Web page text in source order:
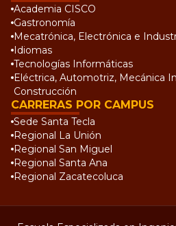
Academia CISCO
Gastronomía
Mecatrónica, Electrónica e
Idiomas
Tecnologías Informáticas
Eléctrica, Automotriz, Mecánica
Construcción
CARRERAS POR CAMPUS
Sede Santa Tecla
Regional La Unión
Regional San Miguel
Regional Santa Ana
Regional Zacatecoluca